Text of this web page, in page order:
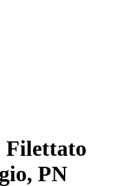
Filettato
PN